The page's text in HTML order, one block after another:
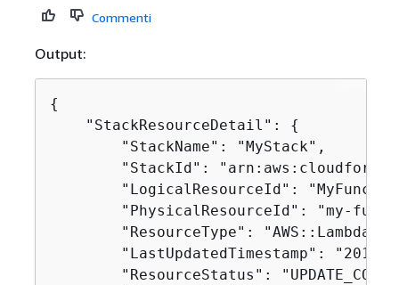
Commenti
Output:
{
    "StackResourceDetail":
{
        "StackName": "MyStack",
"StackId":
"LogicalResourceId":
"PhysicalResourceId": "my-
"ResourceType":
"LastUpdatedTimestamp": "2019-
"ResourceStatus":